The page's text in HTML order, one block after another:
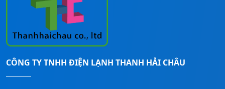
CÔNG TY TNHH ĐIỆN LẠNH THANH HẢI CHÂU